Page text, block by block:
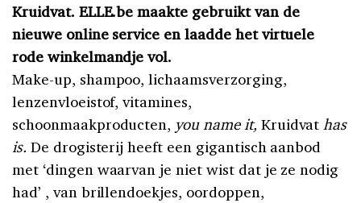
Kruidvat. ELLE.be maakte gebruikt van de
nieuwe online service en laadde het virtuele
rode winkelmandje vol.
Make-up, shampoo, lichaamsverzorging,
lenzenvloeistof, vitamines,
schoonmaakproducten, you name it, Kruidvat has
is. De drogisterij heeft een gigantisch aanbod
met ‘dingen waarvan je niet wist dat je ze nodig
had’ , van brillendoekjes, oordoppen,